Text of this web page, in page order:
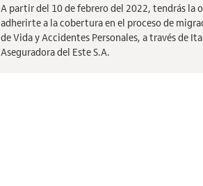
A partir del 10 de febrero del 2022, tendrás la
adherirte a la cobertura en el proceso de
de Vida y Accidentes Personales, a través de
Aseguradora del Este S.A.